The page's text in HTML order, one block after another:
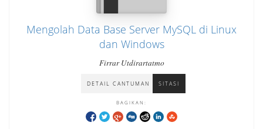
Mengolah Data Base Server MySQL di Linux
dan Windows
Firrar Utdirartatmo
DETAIL CANTUMAN SITASI
BAGIKAN: